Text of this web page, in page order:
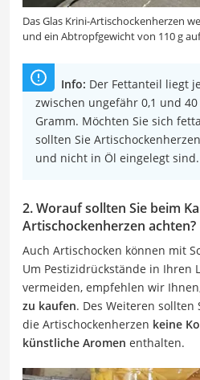
Das Glas Krini-Artischockenherzen
und ein Abtropfgewicht von 110 g
Info: Der Fettanteil liegt
zwischen ungefähr 0,1 und
Gramm. Möchten Sie sich
sollten Sie
und nicht in Öl eingelegt sind.
2. Worauf sollten Sie beim
Artischockenherzen achten?
Auch Artischocken können mit
Um Pestizidrückstände in Ihren
vermeiden, empfehlen wir
zu kaufen. Des Weiteren sollten
die Artischockenherzen keine
künstliche Aromen enthalten.